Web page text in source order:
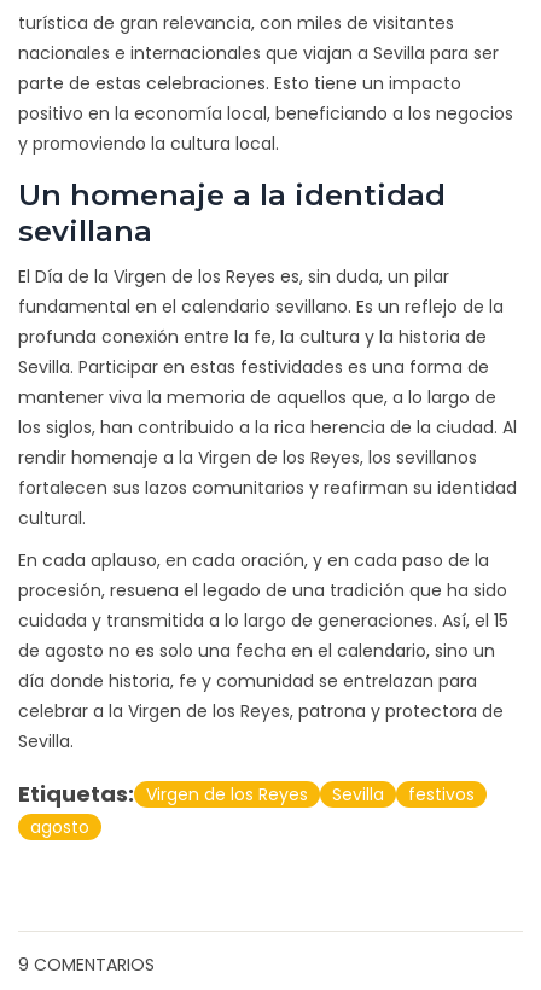
turística de gran relevancia, con miles de visitantes
nacionales e internacionales que viajan a Sevilla para ser
parte de estas celebraciones. Esto tiene un impacto
positivo en la economía local, beneficiando a los negocios
y promoviendo la cultura local.
Un homenaje a la identidad
sevillana
El Día de la Virgen de los Reyes es, sin duda, un pilar
fundamental en el calendario sevillano. Es un reflejo de la
profunda conexión entre la fe, la cultura y la historia de
Sevilla. Participar en estas festividades es una forma de
mantener viva la memoria de aquellos que, a lo largo de
los siglos, han contribuido a la rica herencia de la ciudad. Al
rendir homenaje a la Virgen de los Reyes, los sevillanos
fortalecen sus lazos comunitarios y reafirman su identidad
cultural.
En cada aplauso, en cada oración, y en cada paso de la
procesión, resuena el legado de una tradición que ha sido
cuidada y transmitida a lo largo de generaciones. Así, el 15
de agosto no es solo una fecha en el calendario, sino un
día donde historia, fe y comunidad se entrelazan para
celebrar a la Virgen de los Reyes, patrona y protectora de
Sevilla.
Etiquetas: Virgen de los Reyes Sevilla
festivos
agosto
9 COMENTARIOS